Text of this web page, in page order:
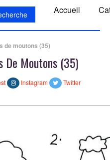
Accueil
de moutons (35)
De Moutons (35)
Instagram Twitter